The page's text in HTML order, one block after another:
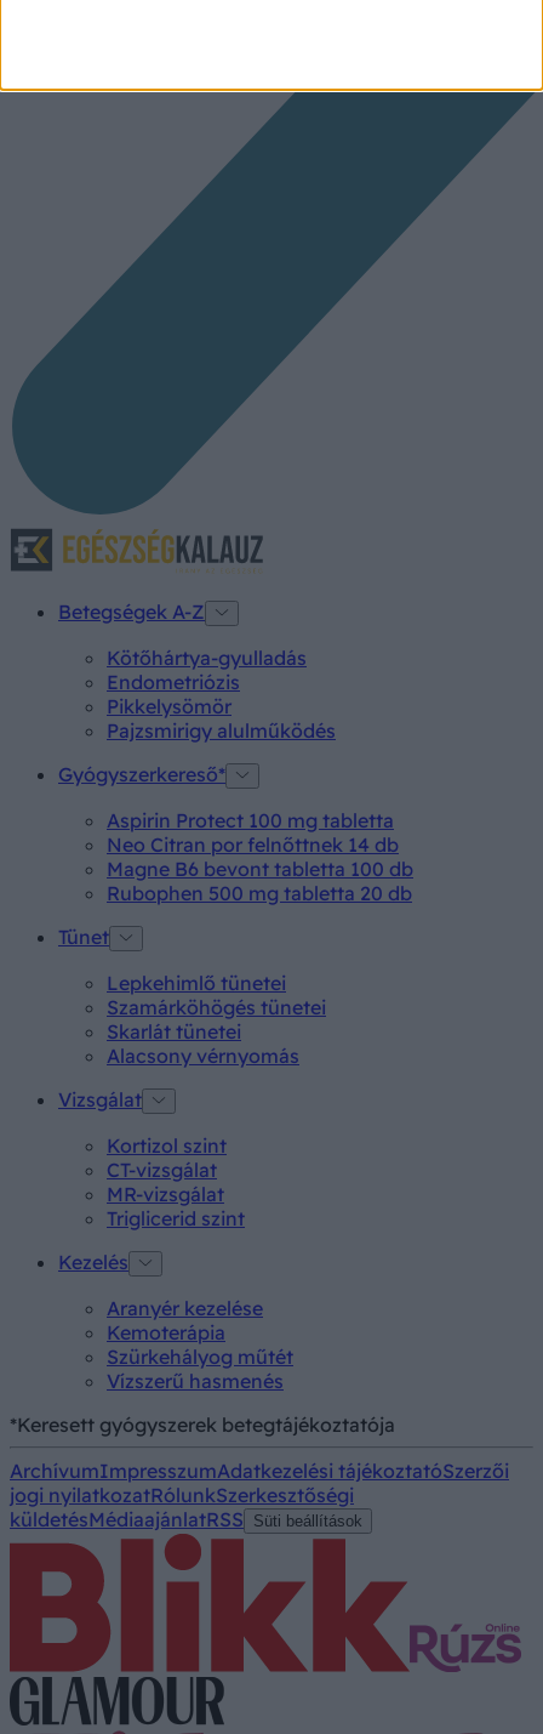
Betegségek A-Z
Kötőhártya-gyulladás
Endometriózis
Pikkelysömör
Pajzsmirigy alulműködés
Gyógyszerkereső*
Aspirin Protect 100 mg tabletta
Neo Citran por felnőttnek 14 db
Magne B6 bevont tabletta 100 db
Rubophen 500 mg tabletta 20 db
Tünet
Lepkehimlő tünetei
Szamárköhögés tünetei
Skarlát tünetei
Alacsony vérnyomás
Vizsgálat
Kortizol szint
CT-vizsgálat
MR-vizsgálat
Triglicerid szint
Kezelés
Aranyér kezelése
Kemoterápia
Szürkehályog műtét
Vízszerű hasmenés
*Keresett gyógyszerek betegtájékoztatója
ArchívumImpresszumAdatkezelési tájékoztatóSzerzői
jogi nyilatkozatRólunkSzerkesztőségi
küldetésMédiaajánlatRSS Süti beállítások